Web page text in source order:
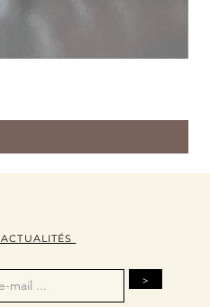
ACTUALITÉS
>